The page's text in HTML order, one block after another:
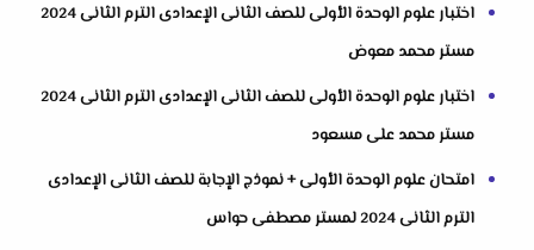
اختبار علوم الوحدة الأولى للصف الثانى الإعدادى الترم الثانى 2024
مستر محمد معوض
اختبار علوم الوحدة الأولى للصف الثانى الإعدادى الترم الثانى 2024
مستر محمد على مسعود
امتحان علوم الوحدة الأولى + نموذج الإجابة للصف الثانى الإعدادى
الترم الثانى 2024 لمستر مصطفى حواس